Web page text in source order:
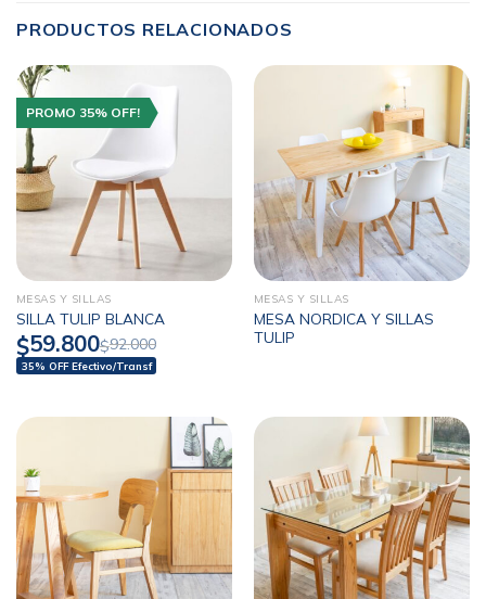
PRODUCTOS RELACIONADOS
PROMO 35% OFF!
MESAS Y SILLAS
SILLA TULIP BLANCA
$59.800$92.000
35% OFF Efectivo/Transf
MESAS Y SILLAS
MESA NORDICA Y SILLAS
TULIP